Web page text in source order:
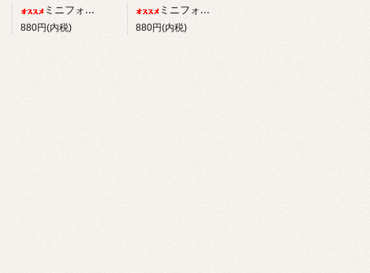
ミニフォログラム/ダイヤ【カット済み】
880円(内税)
ミニフォログラム/ラメ【カット済み】
880円(内税)